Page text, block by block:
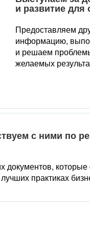
и развитие для
Предоставляем
информацию,
и решаем
желаемых
с ними по
документов,
практиках